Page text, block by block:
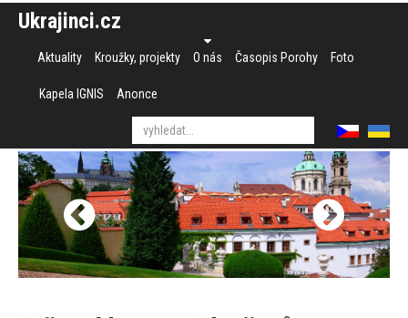
Ukrajinci.cz
Aktuality Kroužky, projekty O nás Časopis Porohy Foto
Kapela IGNIS Anonce